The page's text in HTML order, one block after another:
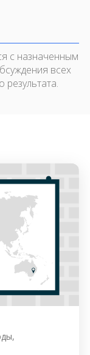
с назначенным
всех
результата.